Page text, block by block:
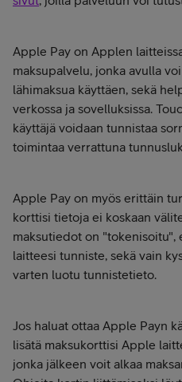
Apple Pay on Applen
maksupalvelu, jonka avulla
lähimaksua käyttäen, sekä
verkossa ja sovelluksissa.
käyttäjä voidaan tunnistaa
toimintaa verrattuna
Apple Pay on myös erittäin
korttisi tietoja ei koskaan
maksutiedot on "tokenisoitu",
laitteesi tunniste, sekä vain
varten luotu tunnistetieto.
Jos haluat ottaa Apple Payn
lisätä maksukorttisi Apple
jonka jälkeen voit alkaa